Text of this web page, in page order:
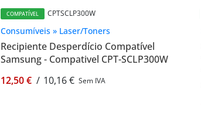
COMPATÍVEL CPTSCLP300W
Consumíveis » Laser/Toners
Recipiente Desperdício Compatível
Samsung - Compativel CPT-SCLP300W
12,50 € / 10,16 € Sem IVA